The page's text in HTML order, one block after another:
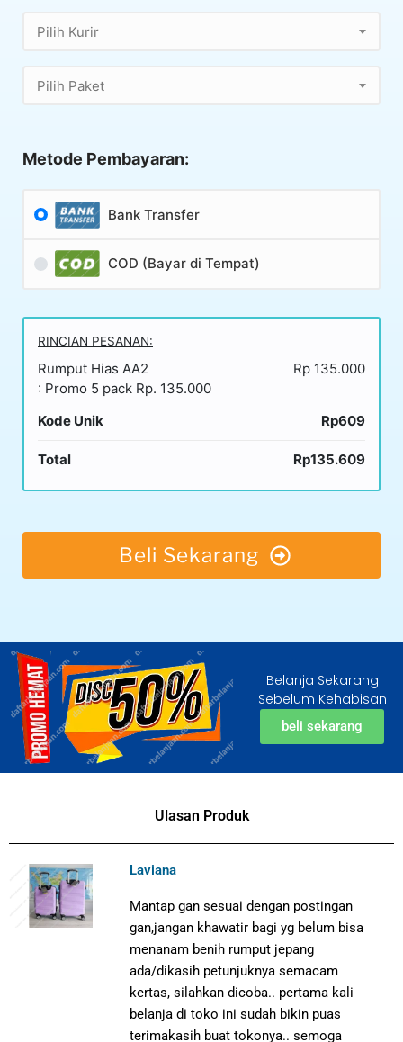
Pilih Kurir
Pilih Paket
Metode Pembayaran:
Bank Transfer
COD (Bayar di Tempat)
RINCIAN PESANAN:
Rumput Hias AA2
: Promo 5 pack Rp. 135.000
Rp 135.000
Kode Unik Rp609
Total Rp135.609
Beli Sekarang
Belanja Sekarang
Sebelum Kehabisan
beli sekarang
Ulasan Produk
Laviana
Mantap gan sesuai dengan postingan
gan,jangan khawatir bagi yg belum bisa
menanam benih rumput jepang
ada/dikasih petunjuknya semacam
kertas, silahkan dicoba.. pertama kali
belanja di toko ini sudah bikin puas
terimakasih buat tokonya.. semoga